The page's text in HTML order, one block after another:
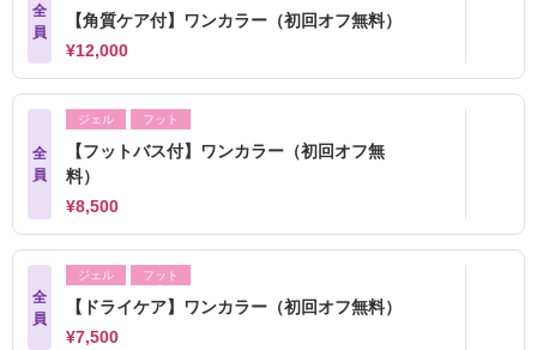
全
員
【角質ケア付】ワンカラー（初回オフ無料）
¥12,000
全
員
ジェル フット
【フットバス付】ワンカラー（初回オフ無
料）
¥8,500
全
員
ジェル フット
【ドライケア】ワンカラー（初回オフ無料）
¥7,500